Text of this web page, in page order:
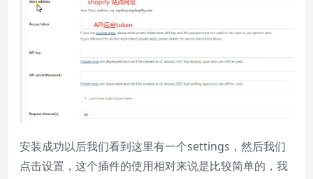
安装成功以后我们看到这里有一个settings，然后我们
点击设置，这个插件的使用相对来说是比较简单的，我